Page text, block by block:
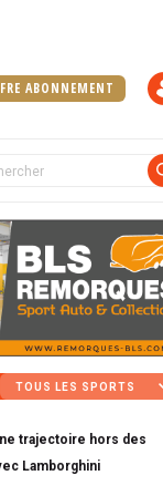
ABONNEMENT
trajectoire hors des
Lamborghini